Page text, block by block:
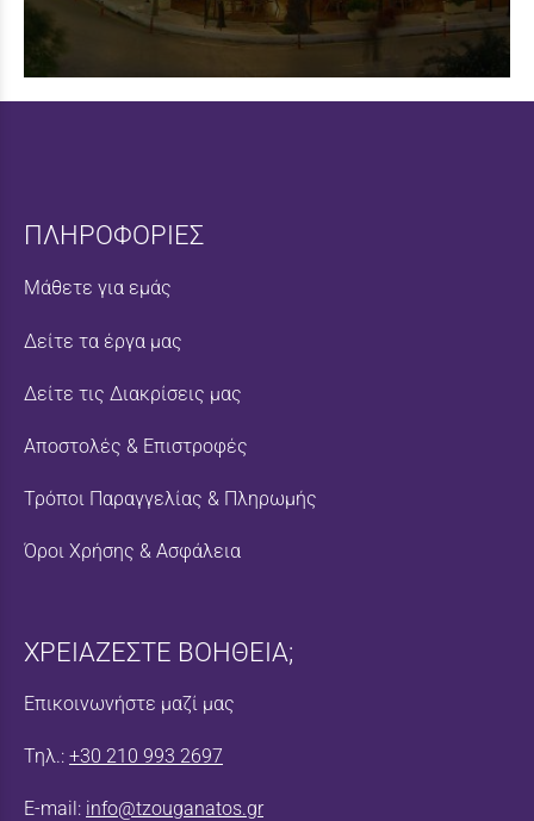
ΠΛΗΡΟΦΟΡΙΕΣ
Μάθετε για εμάς
Δείτε τα έργα μας
Δείτε τις Διακρίσεις μας
Αποστολές & Επιστροφές
Τρόποι Παραγγελίας & Πληρωμής
Όροι Χρήσης & Ασφάλεια
ΧΡΕΙΑΖΕΣΤΕ ΒΟΗΘΕΙΑ;
Επικοινωνήστε μαζί μας
Τηλ.: +30 210 993 2697
E-mail: info@tzouganatos.gr